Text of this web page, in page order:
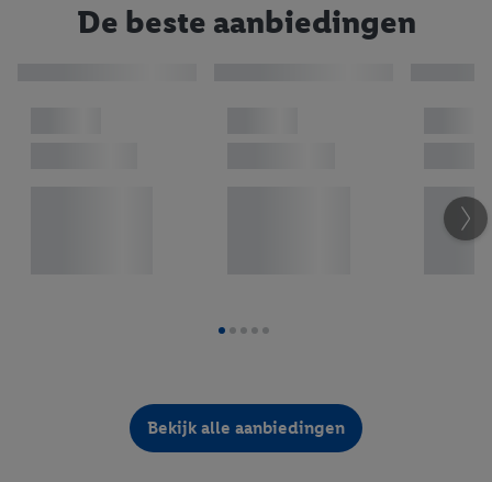
De beste aanbiedingen
Bekijk alle aanbiedingen